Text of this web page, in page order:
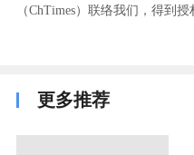
（ChTimes）联络我们，得到
更多推荐